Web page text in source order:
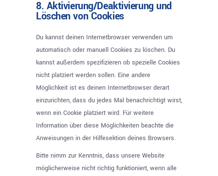
8. Aktivierung/Deaktivierung und
Löschen von Cookies
Du kannst deinen Internetbrowser verwenden um
automatisch oder manuell Cookies zu löschen. Du
kannst außerdem spezifizieren ob spezielle Cookies
nicht platziert werden sollen. Eine andere
Möglichkeit ist es deinen Internetbrowser derart
einzurichten, dass du jedes Mal benachrichtigt wirst,
wenn ein Cookie platziert wird. Für weitere
Information über diese Möglichkeiten beachte die
Anweisungen in der Hilfesektion deines Browsers.
Bitte nimm zur Kenntnis, dass unsere Website
möglicherweise nicht richtig funktioniert, wenn alle